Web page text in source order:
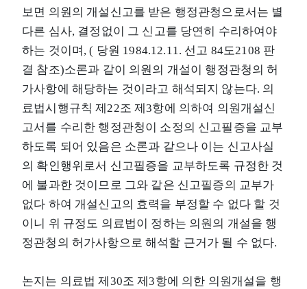
보면 의원의 개설신고를 받은 행정관청으로서는 별
다른 심사, 결정없이 그 신고를 당연히 수리하여야
하는 것이며, ( 당원 1984.12.11. 선고 84도2108 판
결 참조)소론과 같이 의원의 개설이 행정관청의 허
가사항에 해당하는 것이라고 해석되지 않는다. 의
료법시행규칙 제22조 제3항에 의하여 의원개설신
고서를 수리한 행정관청이 소정의 신고필증을 교부
하도록 되어 있음은 소론과 같으나 이는 신고사실
의 확인행위로서 신고필증을 교부하도록 규정한 것
에 불과한 것이므로 그와 같은 신고필증의 교부가
없다 하여 개설신고의 효력을 부정할 수 없다 할 것
이니 위 규정도 의료법이 정하는 의원의 개설을 행
정관청의 허가사항으로 해석할 근거가 될 수 없다.
논지는 의료법 제30조 제3항에 의한 의원개설을 행